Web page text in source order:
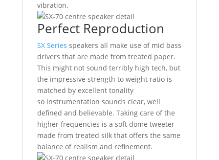
vibration.
Perfect Reproduction
SX Series speakers all make use of mid bass
drivers that are made from treated paper.
This might not sound terribly high tech, but
the impressive strength to weight ratio is
matched by excellent tonality
so instrumentation sounds clear, well
defined and believable. Taking care of the
higher frequencies is a soft dome tweeter
made from treated silk that offers the same
balance of realism and refinement.